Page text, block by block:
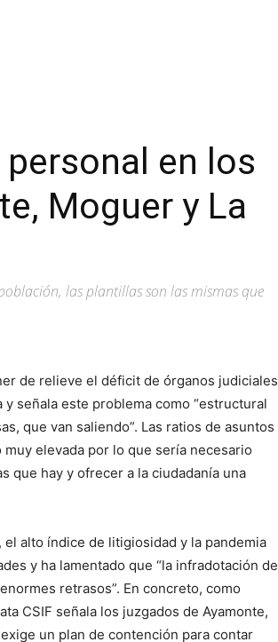
en los
Moguer y La
las plantillas son las mismas que
de relieve el déficit de órganos judiciales
señala este problema como “estructural
que van saliendo”. Las ratios de asuntos
elevada por lo que sería necesario
que hay y ofrecer a la ciudadanía una
alto índice de litigiosidad y la pandemia
y ha lamentado que “la infradotación de
retrasos”. En concreto, como
CSIF señala los juzgados de Ayamonte,
un plan de contención para contar